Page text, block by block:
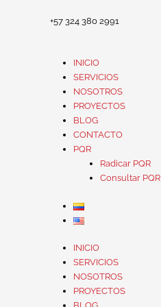
+57 324 380 2991
INICIO
SERVICIOS
NOSOTROS
PROYECTOS
BLOG
CONTACTO
PQR
Radicar PQR
Consultar PQR
INICIO
SERVICIOS
NOSOTROS
PROYECTOS